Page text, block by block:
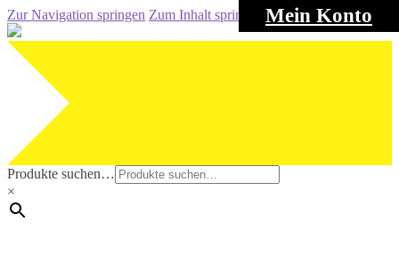
Mein Konto
Zur Navigation springen Zum Inhalt springen
Produkte suchen…
×